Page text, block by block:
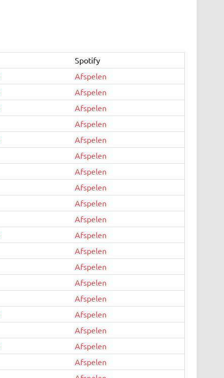
Spotify
Afspelen
Afspelen
Afspelen
Afspelen
Afspelen
Afspelen
Afspelen
Afspelen
Afspelen
Afspelen
Afspelen
Afspelen
Afspelen
Afspelen
Afspelen
Afspelen
Afspelen
Afspelen
Afspelen